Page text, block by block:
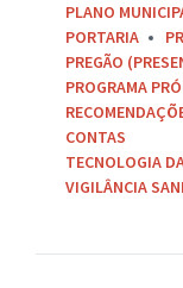
PLANO
PORTARIA
PREGÃO
PROGRAMA
CONTAS
TECNOLOGIA
VIGILÂNCIA